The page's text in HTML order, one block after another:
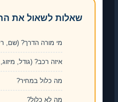
שאלות לשאול את החברה
מי מורה הדרך? (שם, רקע, ניסיון)
איזה רכב? (גודל, מיזוג, ביטוח)
מה כלול במחיר?
מה לא כלול?